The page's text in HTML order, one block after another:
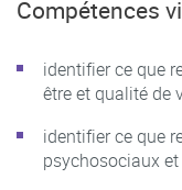
Compétences
identifier ce que
être et qualité de
identifier ce que
psychosociaux